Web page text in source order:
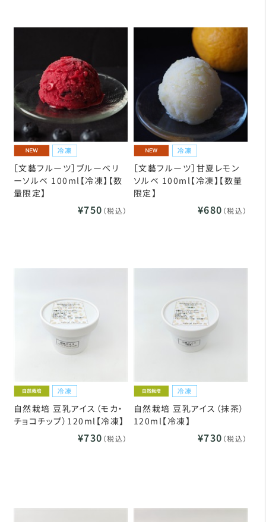
［文藝フルーツ］ブルーベリ
ーソルベ 100ml【冷凍】【数
量限定】
¥750 （税込）
［文藝フルーツ］甘夏レモン
ソルベ 100ml【冷凍】【数量
限定】
¥680 （税込）
自然栽培 豆乳アイス（モカ・
チョコチップ）120ml【冷凍】
¥730 （税込）
自然栽培 豆乳アイス（抹茶）
120ml【冷凍】
¥730 （税込）